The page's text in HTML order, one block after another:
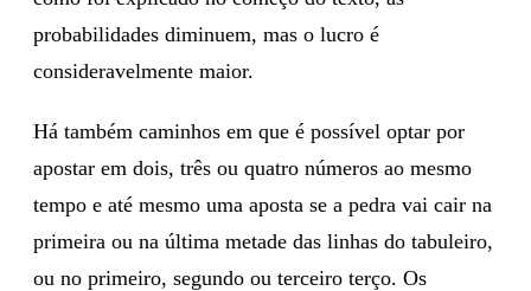
probabilidades diminuem, mas o lucro é
consideravelmente maior.
Há também caminhos em que é possível optar por
apostar em dois, três ou quatro números ao mesmo
tempo e até mesmo uma aposta se a pedra vai cair na
primeira ou na última metade das linhas do tabuleiro,
ou no primeiro, segundo ou terceiro terço. Os